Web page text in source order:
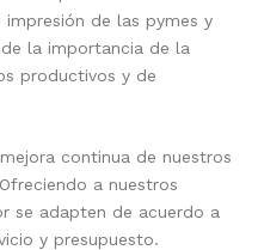
de las pymes y
la importancia de la
productivos y de
continua de nuestros
a nuestros
se adapten de acuerdo a
y presupuesto.